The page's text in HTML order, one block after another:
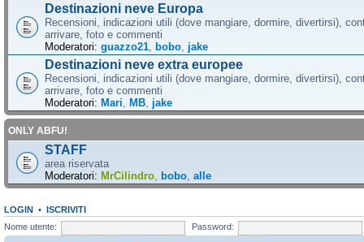
Destinazioni neve Europa
Recensioni, indicazioni utili (dove mangiare, dormire, divertirsi),
arrivare, foto e commenti
Moderatori: guazzo21 bobo jake
Destinazioni neve extra europee
Recensioni, indicazioni utili (dove mangiare, dormire, divertirsi),
arrivare, foto e commenti
Moderatori: Mari MB jake
ONLY ABFU!
STAFF
area riservata
Moderatori: MrCilindro bobo alle
LOGIN • ISCRIVITI
Nome utente:
Password: